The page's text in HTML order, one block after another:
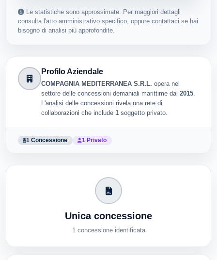
Le statistiche sono approssimate. Per maggiori dettagli
consulta l'atto amministrativo specifico, oppure contattaci se hai
bisogno di analisi più approfondite.
Profilo Aziendale
COMPAGNIA MEDITERRANEA S.R.L. opera nel
settore delle concessioni demaniali marittime dal 2015.
L'analisi delle concessioni rivela una rete di
collaborazioni che include 1 soggetto privato.
1 Concessione 1 Privato
Unica concessione
1 concessione identificata